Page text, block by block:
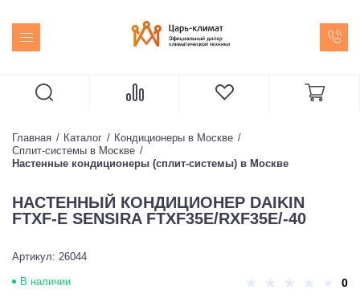
Главная Каталог
Кондиционеры в Москве
Сплит-системы в Москве
Настенные кондиционеры (сплит-системы) в Москве
НАСТЕННЫЙ КОНДИЦИОНЕР DAIKIN
FTXF-E SENSIRA FTXF35E/RXF35E/-40
Артикул: 26044
В наличии 0